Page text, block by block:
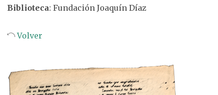
Biblioteca: Fundación Joaquín Díaz
Volver